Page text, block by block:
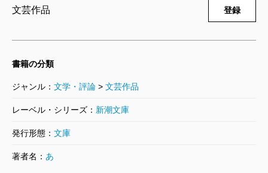
文芸作品 登録
書籍の分類
ジャンル： 文学・評論 > 文芸作品
レーベル・シリーズ： 新潮文庫
発行形態： 文庫
著者名： あ